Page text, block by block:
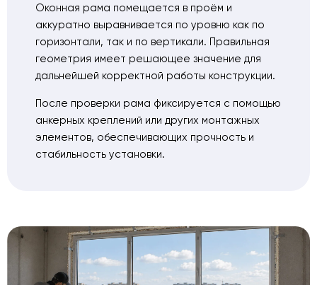
Оконная рама помещается в проём и
аккуратно выравнивается по уровню как по
горизонтали, так и по вертикали. Правильная
геометрия имеет решающее значение для
дальнейшей корректной работы конструкции.
После проверки рама фиксируется с помощью
анкерных креплений или других монтажных
элементов, обеспечивающих прочность и
стабильность установки.